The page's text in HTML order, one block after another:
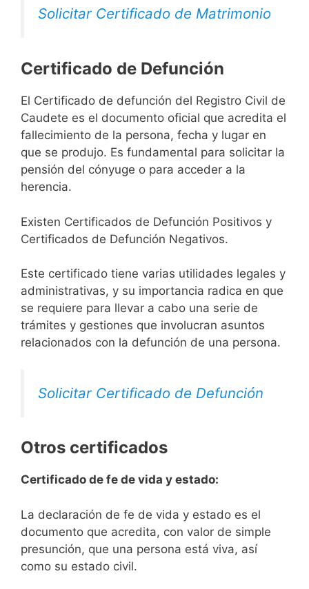
Solicitar Certificado de Matrimonio
Certificado de Defunción
El Certificado de defunción del Registro Civil de
Caudete es el documento oficial que acredita el
fallecimiento de la persona, fecha y lugar en
que se produjo. Es fundamental para solicitar la
pensión del cónyuge o para acceder a la
herencia.
Existen Certificados de Defunción Positivos y
Certificados de Defunción Negativos.
Este certificado tiene varias utilidades legales y
administrativas, y su importancia radica en que
se requiere para llevar a cabo una serie de
trámites y gestiones que involucran asuntos
relacionados con la defunción de una persona.
Solicitar Certificado de Defunción
Otros certificados
Certificado de fe de vida y estado:
La declaración de fe de vida y estado es el
documento que acredita, con valor de simple
presunción, que una persona está viva, así
como su estado civil.